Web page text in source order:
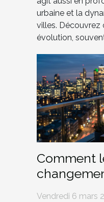
urbaine et la
villes.
évolution,
Comment
affectent-
Vendredi 6 mars